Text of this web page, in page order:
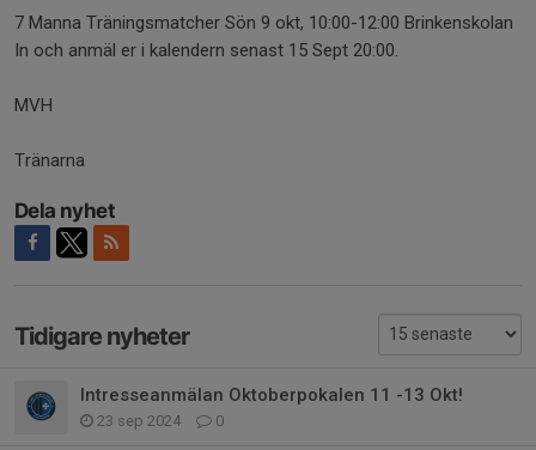
7 Manna Träningsmatcher Sön 9 okt, 10:00-12:00 Brinkenskolan
In och anmäl er i kalendern senast 15 Sept 20:00.
MVH
Tränarna
Dela nyhet
Tidigare nyheter
Intresseanmälan Oktoberpokalen 11 -13 Okt!
23 sep 2024 0